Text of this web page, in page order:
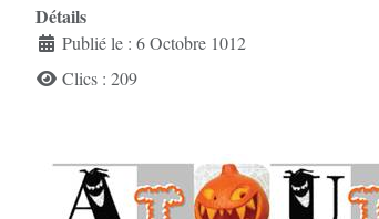
Détails
Publié le : 6 Octobre 1012
Clics : 209